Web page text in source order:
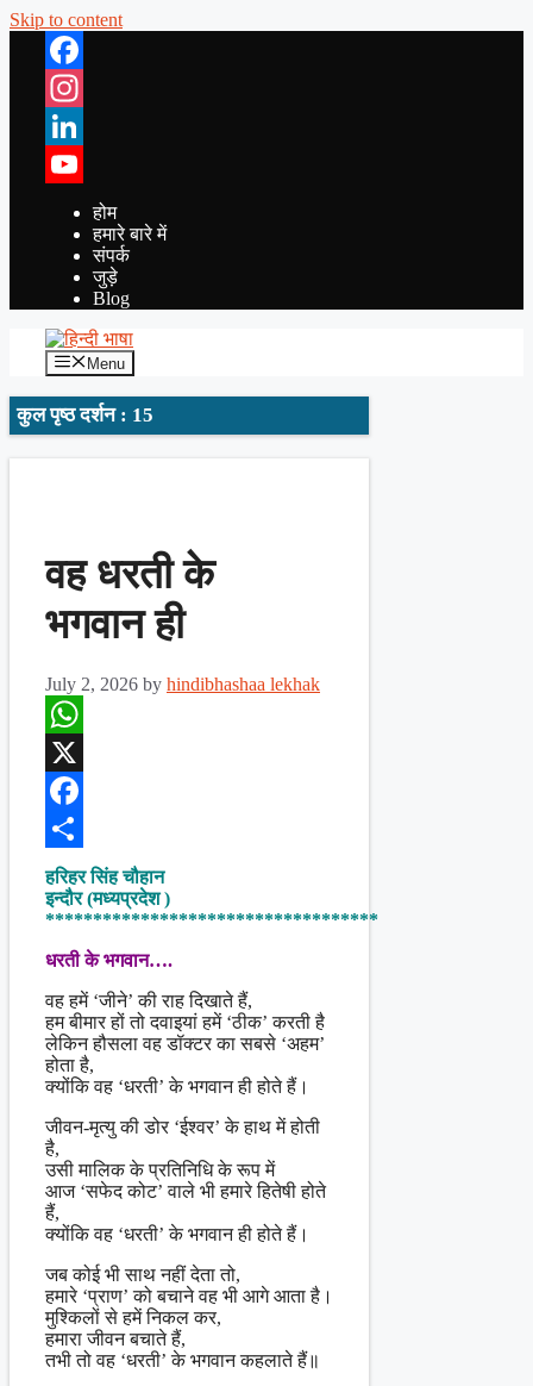
Skip to content
Facebook
Instagram
LinkedIn
YouTube
होम
हमारे बारे में
संपर्क
जुड़े
Blog
Menu
कुल पृष्ठ दर्शन : 15
वह धरती के
भगवान ही
July 2, 2026 by hindibhashaa lekhak
WhatsApp
X
Facebook
Share
हरिहर सिंह चौहान
इन्दौर (मध्यप्रदेश )
***********************************
धरती के भगवान….
वह हमें ‘जीने’ की राह दिखाते हैं,
हम बीमार हों तो दवाइयां हमें ‘ठीक’ करती है
लेकिन हौसला वह डॉक्टर का सबसे ‘अहम’
होता है,
क्योंकि वह ‘धरती’ के भगवान ही होते हैं।
जीवन-मृत्यु की डोर ‘ईश्वर’ के हाथ में होती
है,
उसी मालिक के प्रतिनिधि के रूप में
आज ‘सफेद कोट’ वाले भी हमारे हितेषी होते
हैं,
क्योंकि वह ‘धरती’ के भगवान ही होते हैं।
जब कोई भी साथ नहीं देता तो,
हमारे ‘प्राण’ को बचाने वह भी आगे आता है।
मुश्किलों से हमें निकल कर,
हमारा जीवन बचाते हैं,
तभी तो वह ‘धरती’ के भगवान कहलाते हैं॥